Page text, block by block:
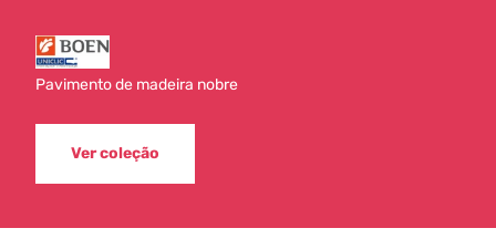
Pavimento de madeira nobre
Ver coleção